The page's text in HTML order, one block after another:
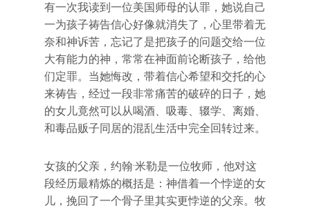
有一次我读到一位美国师母的认罪，她说自己
一为孩子祷告信心好像就消失了，心里带着无
奈和神诉苦，忘记了是把孩子的问题交给一位
大有能力的神，常常在神面前论断孩子，给他
们定罪。当她悔改，带着信心希望和交托的心
来祷告，经过一段非常痛苦的破碎的日子，她
的女儿竟然可以从喝酒、吸毒、辍学、离婚、
和毒品贩子同居的混乱生活中完全回转过来。
女孩的父亲，约翰·米勒是一位牧师，他对这
段经历最精炼的概括是：神借着一个悖逆的女
儿，挽回了一个骨子里其实更悖逆的父亲。牧